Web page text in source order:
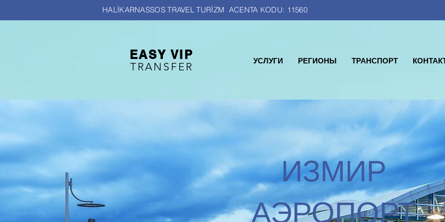
HALİKARNASSOS TRAVEL TURİZM ACENTA KODU: 11560
EASY VIP
TRANSFER УСЛУГИ РЕГИОНЫ ТРАНСПОРТ
ИЗМИР
АЭРОПОРТ